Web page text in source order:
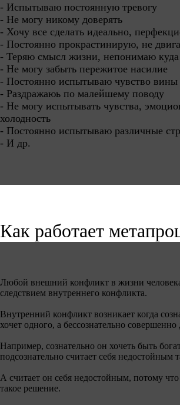
- Испытываю постоянную тревогу
- Не могу никому доверять
- Хочу все сделать идеально,
- Постоянно прокрастинирую, не
- Теряю смысл жизни, непонимаю куда
- Не могу забыть пережитое насилие
- Постоянно испытываю чувство вины
- Раздражаюь по малейшему поводу
- Не могу испытывать чувства,
холодность
- Постоянно испытываю различные
- И др.
Как работает
Любой внешний конфликт в жизни человека
следствием внутреннего конфликта.
Внутренний конфликт возникает когда
хочет одного, а бессознательно совершенно
Например, сознательно он хочеть быть
подсознательно считает себя недостойным
А считает он себя недостойным, потому что
такое решение.